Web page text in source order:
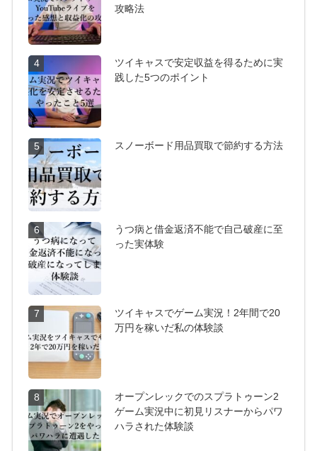
攻略法
4
ツイキャスで安定収益を得るために実
践した5つのポイント
5 スノーボード用品買取で節約する方法
6
うつ病と借金返済不能で自己破産に至
った実体験
7
ツイキャスでゲーム実況！2年間で20
万円を稼いだ私の体験談
8
オープンレックでのスプラトゥーン2
ゲーム実況中に初見リスナーからパワ
ハラされた体験談